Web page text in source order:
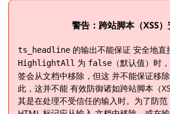
警告：跨站脚本（XSS
ts_headline的输出不能保证 安全地直
HighlightAll 为 false（默认值）时
签会从文档中移除，但这 并不能保证移
此，这并不能 有效防御诸如跨站脚本（
其是在处理不受信任的输入时。为了防